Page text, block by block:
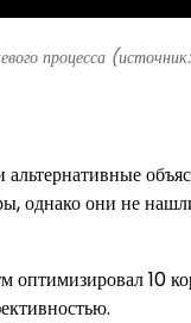
процесса
однако они не
10